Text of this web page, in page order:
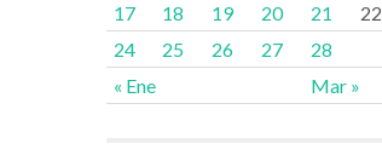
« Ene Mar »
17
18 19 20 21 22
24
25 26 27 28